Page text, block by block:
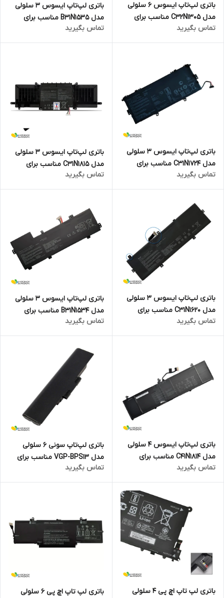
باتری لپ‌تاپ ایسوس 6 سلولی
مدل C32N1305 مناسب برای
لپ‌تاپ Asus Zenbook Infinity
UX301L
تماس بگیرید
باتری لپ‌تاپ ایسوس 3 سلولی
مدل B31N1535 مناسب برای
لپ‌تاپ Asus Zenbook UX310
تماس بگیرید
باتری لپ‌تاپ ایسوس 3 سلولی
مدل C31N1724 مناسب برای
لپ‌تاپ Asus ZenBook 13
UX331U
تماس بگیرید
باتری لپ‌تاپ ایسوس 3 سلولی
مدل C31N1815 مناسب برای
لپ‌تاپ ASUS Zenbook 13
UX333
تماس بگیرید
باتری لپ‌تاپ ایسوس 3 سلولی
مدل C31N1620 مناسب برای
لپ‌تاپ ASUS ZenBook UX430
تماس بگیرید
باتری لپ‌تاپ ایسوس 3 سلولی
مدل B31N1534 مناسب برای
لپ‌تاپ Asus Zenbook UX510
تماس بگیرید
باتری لپ‌تاپ ایسوس 4 سلولی
مدل C41N1814 مناسب برای
لپ‌تاپ Asus ZenBook 15
UX533
تماس بگیرید
باتری لپ‌تاپ سونی 6 سلولی
مدل VGP-BPS13 مناسب برای
لپ‌تاپ SONY VAIO VPCF
تماس بگیرید
باتری لپ تاپ اچ پی 4 سلولی
باتری لپ تاپ اچ پی 6 سلولی